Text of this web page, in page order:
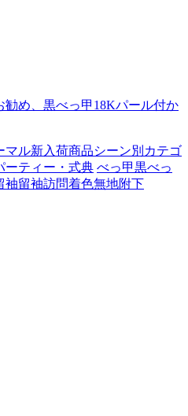
め、黒べっ甲18Kパール付か
マル新入荷商品シーン別カテゴ
ーティー・式典 べっ甲黒べっ
袖留袖訪問着色無地附下